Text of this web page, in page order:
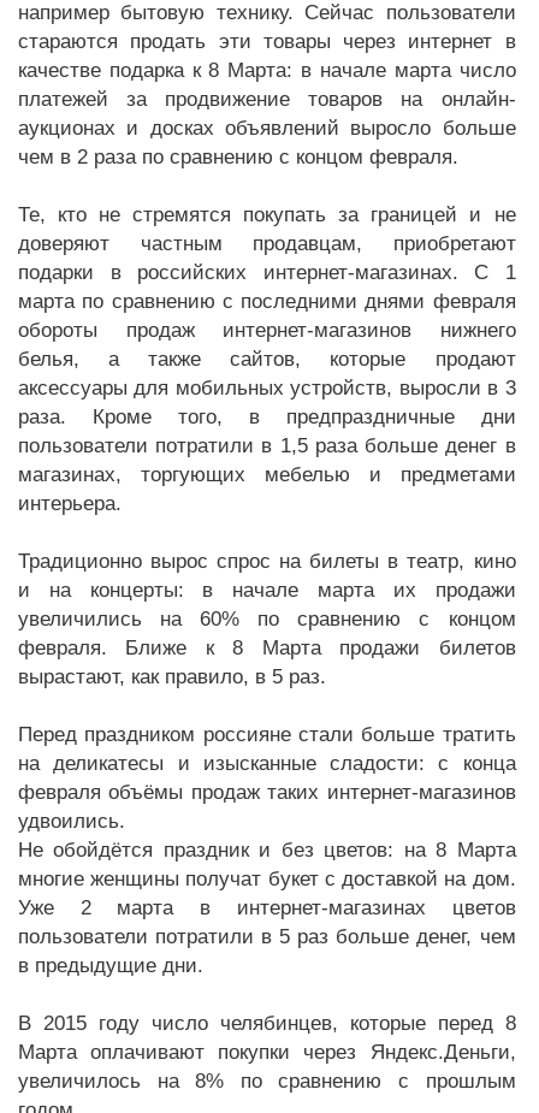
например бытовую технику. Сейчас пользователи
стараются продать эти товары через интернет в
качестве подарка к 8 Марта: в начале марта число
платежей за продвижение товаров на онлайн-
аукционах и досках объявлений выросло больше
чем в 2 раза по сравнению с концом февраля.
Те, кто не стремятся покупать за границей и не
доверяют частным продавцам, приобретают
подарки в российских интернет-магазинах. С 1
марта по сравнению с последними днями февраля
обороты продаж интернет-магазинов нижнего
белья, а также сайтов, которые продают
аксессуары для мобильных устройств, выросли в 3
раза. Кроме того, в предпраздничные дни
пользователи потратили в 1,5 раза больше денег в
магазинах, торгующих мебелью и предметами
интерьера.
Традиционно вырос спрос на билеты в театр, кино
и на концерты: в начале марта их продажи
увеличились на 60% по сравнению с концом
февраля. Ближе к 8 Марта продажи билетов
вырастают, как правило, в 5 раз.
Перед праздником россияне стали больше тратить
на деликатесы и изысканные сладости: с конца
февраля объёмы продаж таких интернет-магазинов
удвоились.
Не обойдётся праздник и без цветов: на 8 Марта
многие женщины получат букет с доставкой на дом.
Уже 2 марта в интернет-магазинах цветов
пользователи потратили в 5 раз больше денег, чем
в предыдущие дни.
В 2015 году число челябинцев, которые перед 8
Марта оплачивают покупки через Яндекс.Деньги,
увеличилось на 8% по сравнению с прошлым